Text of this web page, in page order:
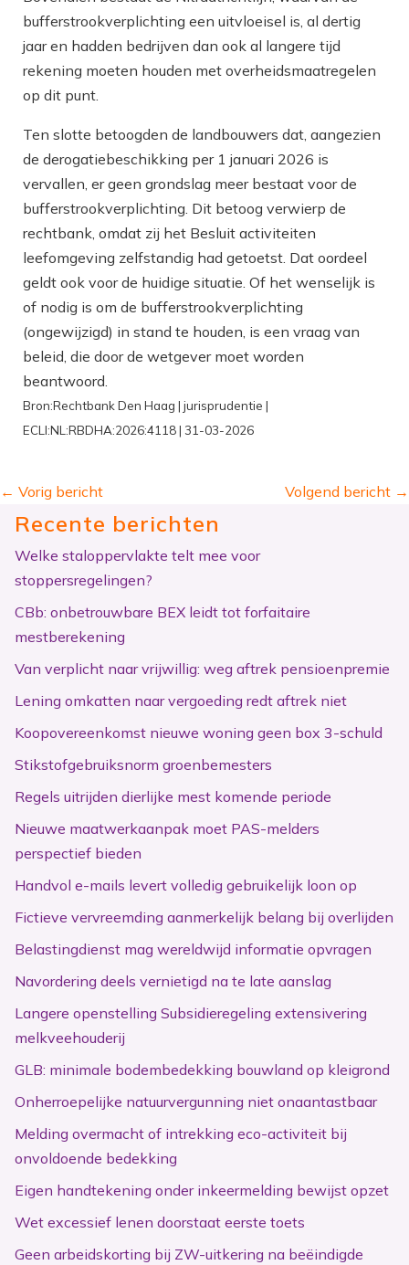
bufferstrookverplichting een uitvloeisel is, al dertig
jaar en hadden bedrijven dan ook al langere tijd
rekening moeten houden met overheidsmaatregelen
op dit punt.
Ten slotte betoogden de landbouwers dat, aangezien
de derogatiebeschikking per 1 januari 2026 is
vervallen, er geen grondslag meer bestaat voor de
bufferstrookverplichting. Dit betoog verwierp de
rechtbank, omdat zij het Besluit activiteiten
leefomgeving zelfstandig had getoetst. Dat oordeel
geldt ook voor de huidige situatie. Of het wenselijk is
of nodig is om de bufferstrookverplichting
(ongewijzigd) in stand te houden, is een vraag van
beleid, die door de wetgever moet worden
beantwoord.
Bron:Rechtbank Den Haag | jurisprudentie |
ECLI:NL:RBDHA:2026:4118 | 31-03-2026
← Vorig bericht Volgend bericht →
Recente berichten
Welke staloppervlakte telt mee voor
stoppersregelingen?
CBb: onbetrouwbare BEX leidt tot forfaitaire
mestberekening
Van verplicht naar vrijwillig: weg aftrek pensioenpremie
Lening omkatten naar vergoeding redt aftrek niet
Koopovereenkomst nieuwe woning geen box 3-schuld
Stikstofgebruiksnorm groenbemesters
Regels uitrijden dierlijke mest komende periode
Nieuwe maatwerkaanpak moet PAS-melders
perspectief bieden
Handvol e-mails levert volledig gebruikelijk loon op
Fictieve vervreemding aanmerkelijk belang bij overlijden
Belastingdienst mag wereldwijd informatie opvragen
Navordering deels vernietigd na te late aanslag
Langere openstelling Subsidieregeling extensivering
melkveehouderij
GLB: minimale bodembedekking bouwland op kleigrond
Onherroepelijke natuurvergunning niet onaantastbaar
Melding overmacht of intrekking eco-activiteit bij
onvoldoende bedekking
Eigen handtekening onder inkeermelding bewijst opzet
Wet excessief lenen doorstaat eerste toets
Geen arbeidskorting bij ZW-uitkering na beëindigde